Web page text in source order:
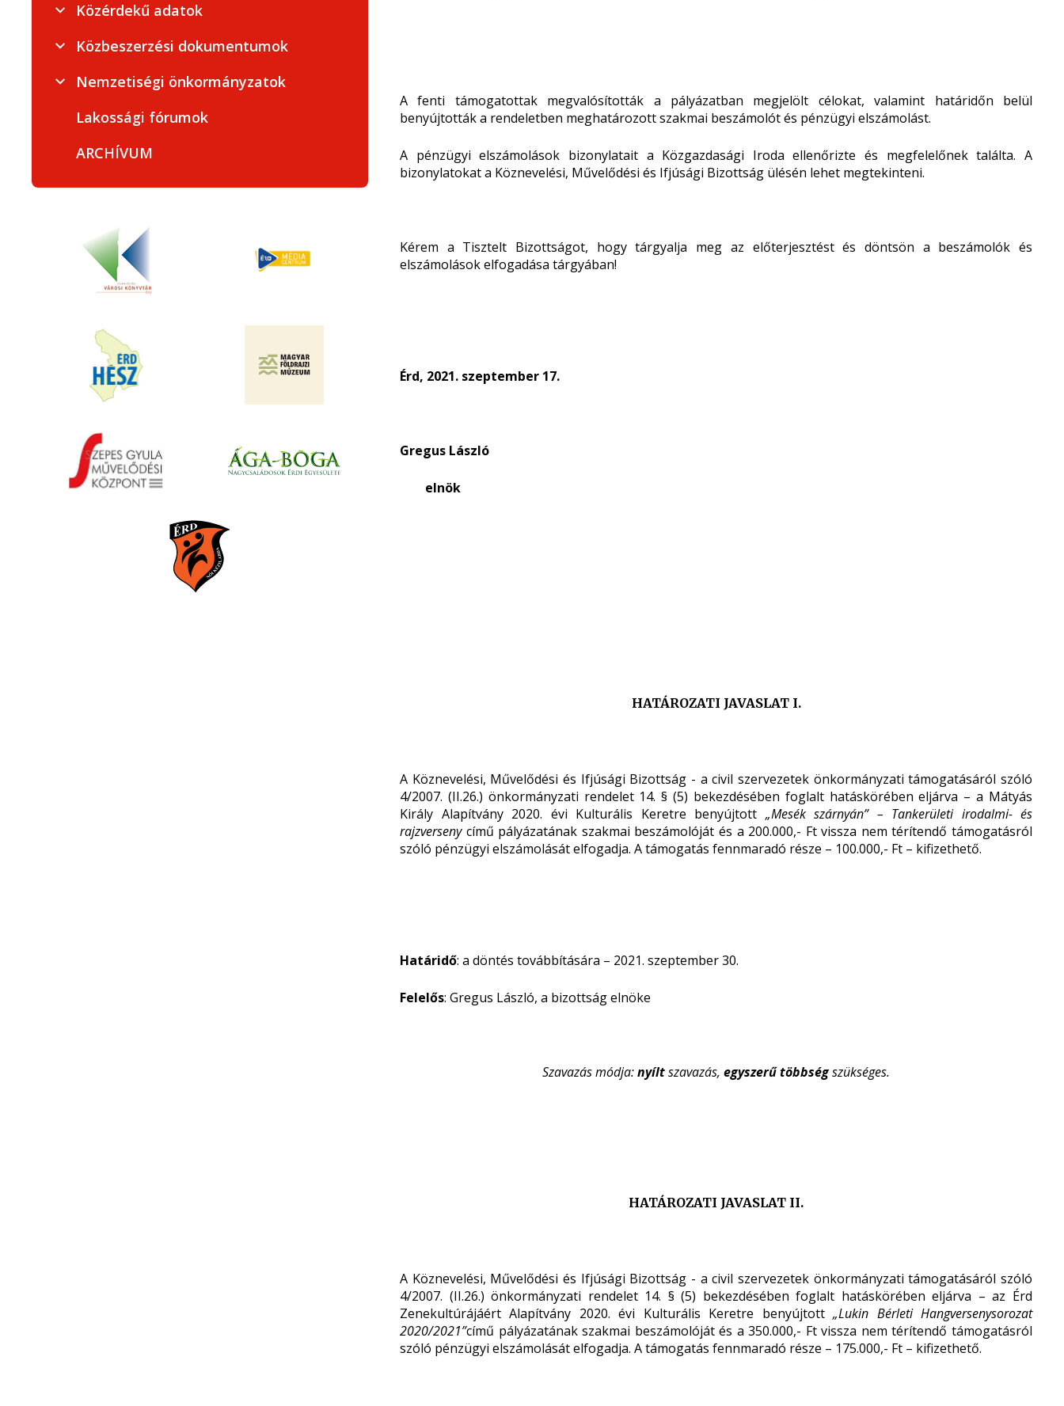
A fenti támogatottak megvalósították a pályázatban megjelölt célokat, valamint határidőn belül
benyújtották a rendeletben meghatározott szakmai beszámolót és pénzügyi elszámolást.
A pénzügyi elszámolások bizonylatait a Közgazdasági Iroda ellenőrizte és megfelelőnek találta. A
bizonylatokat a Köznevelési, Művelődési és Ifjúsági Bizottság ülésén lehet megtekinteni.
Kérem a Tisztelt Bizottságot, hogy tárgyalja meg az előterjesztést és döntsön a beszámolók és
elszámolások elfogadása tárgyában!
Érd, 2021. szeptember 17.
Gregus László
elnök
HATÁROZATI JAVASLAT I.
A Köznevelési, Művelődési és Ifjúsági Bizottság - a civil szervezetek önkormányzati támogatásáról szóló
4/2007. (II.26.) önkormányzati rendelet 14. § (5) bekezdésében foglalt hatáskörében eljárva – a Mátyás
Király Alapítvány 2020. évi Kulturális Keretre benyújtott „Mesék szárnyán” – Tankerületi irodalmi- és
rajzversenycímű pályázatának szakmai beszámolóját és a 200.000,- Ft vissza nem térítendő támogatásról
szóló pénzügyi elszámolását elfogadja. A támogatás fennmaradó része – 100.000,- Ft – kifizethető.
Határidő: a döntés továbbítására – 2021. szeptember 30.
Felelős: Gregus László, a bizottság elnöke
Szavazás módja:nyíltszavazás, egyszerű többségszükséges.
HATÁROZATI JAVASLAT II.
A Köznevelési, Művelődési és Ifjúsági Bizottság - a civil szervezetek önkormányzati támogatásáról szóló
4/2007. (II.26.) önkormányzati rendelet 14. § (5) bekezdésében foglalt hatáskörében eljárva – az Érd
Zenekultúrájáért Alapítvány 2020. évi Kulturális Keretre benyújtott„Lukin Bérleti Hangversenysorozat
2020/2021”című pályázatának szakmai beszámolóját és a 350.000,- Ft vissza nem térítendő támogatásról
szóló pénzügyi elszámolását elfogadja. A támogatás fennmaradó része – 175.000,- Ft – kifizethető.
Közérdekű adatok
Közbeszerzési dokumentumok
Nemzetiségi önkormányzatok
Lakossági fórumok
ARCHÍVUM